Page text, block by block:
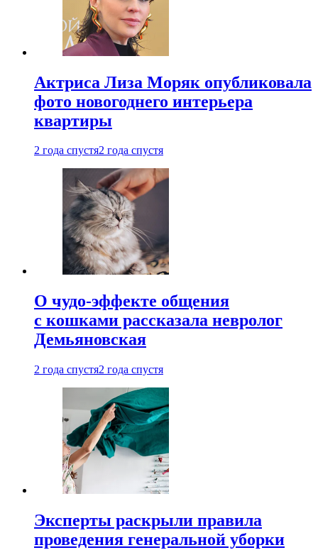
Актриса Лиза Моряк опубликовала
фото новогоднего интерьера
квартиры
2 года спустя2 года спустя
О чудо-эффекте общения
с кошками рассказала невролог
Демьяновская
2 года спустя2 года спустя
Эксперты раскрыли правила
проведения генеральной уборки